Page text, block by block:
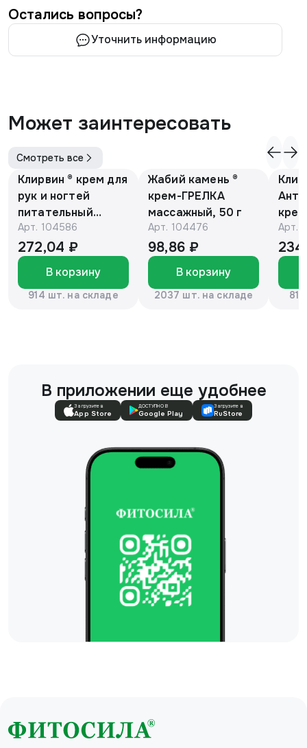
Остались вопросы?
Уточнить информацию
Может заинтересовать
Смотреть все
Клирвин ® крем для
рук и ногтей
питательный
против
гиперпигментации
для осветления
кожи 75 г
Арт. 104586
272,04 ₽
В корзину
914 шт. на складе
Жабий камень ®
крем-ГРЕЛКА
массажный, 50 г
Арт. 104476
98,86 ₽
В корзину
2037 шт. на складе
Е и
Арт.
В приложении еще удобнее
Загрузите в
App Store
ДОСТУПНО В
Google Play
Загрузите в
RuStore